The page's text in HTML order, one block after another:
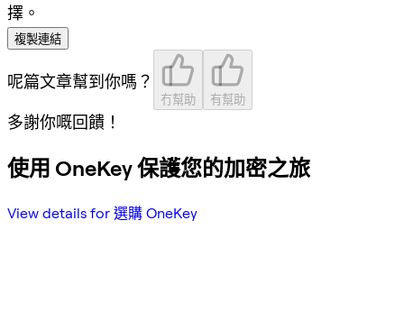
擇。
複製連結
呢篇文章幫到你嗎？
冇幫助 有幫助
多謝你嘅回饋！
使用 OneKey 保護您的加密之旅
View details for 選購 OneKey